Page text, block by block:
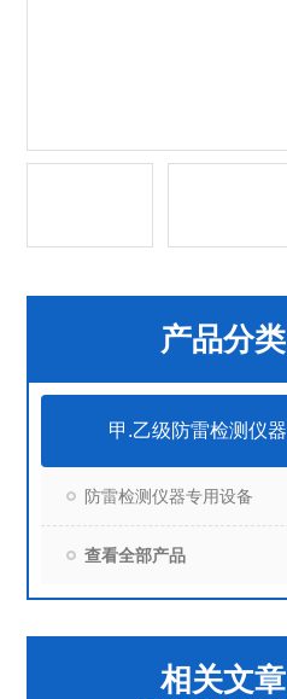
产品分类
甲.乙级防雷检测仪器
防雷检测仪器专用设备
查看全部产品
相关文章